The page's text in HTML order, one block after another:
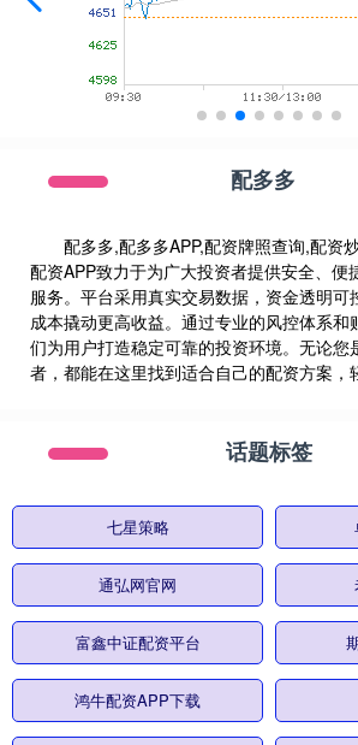
配多多
配多多,配多多APP,配资牌照查询,配资
配资APP致力于为广大投资者提供安全、便
服务。平台采用真实交易数据，资金透明可
成本撬动更高收益。通过专业的风控体系和
们为用户打造稳定可靠的投资环境。无论您
者，都能在这里找到适合自己的配资方案，
话题标签
七星策略
通弘网官网
富鑫中证配资平台
鸿牛配资APP下载